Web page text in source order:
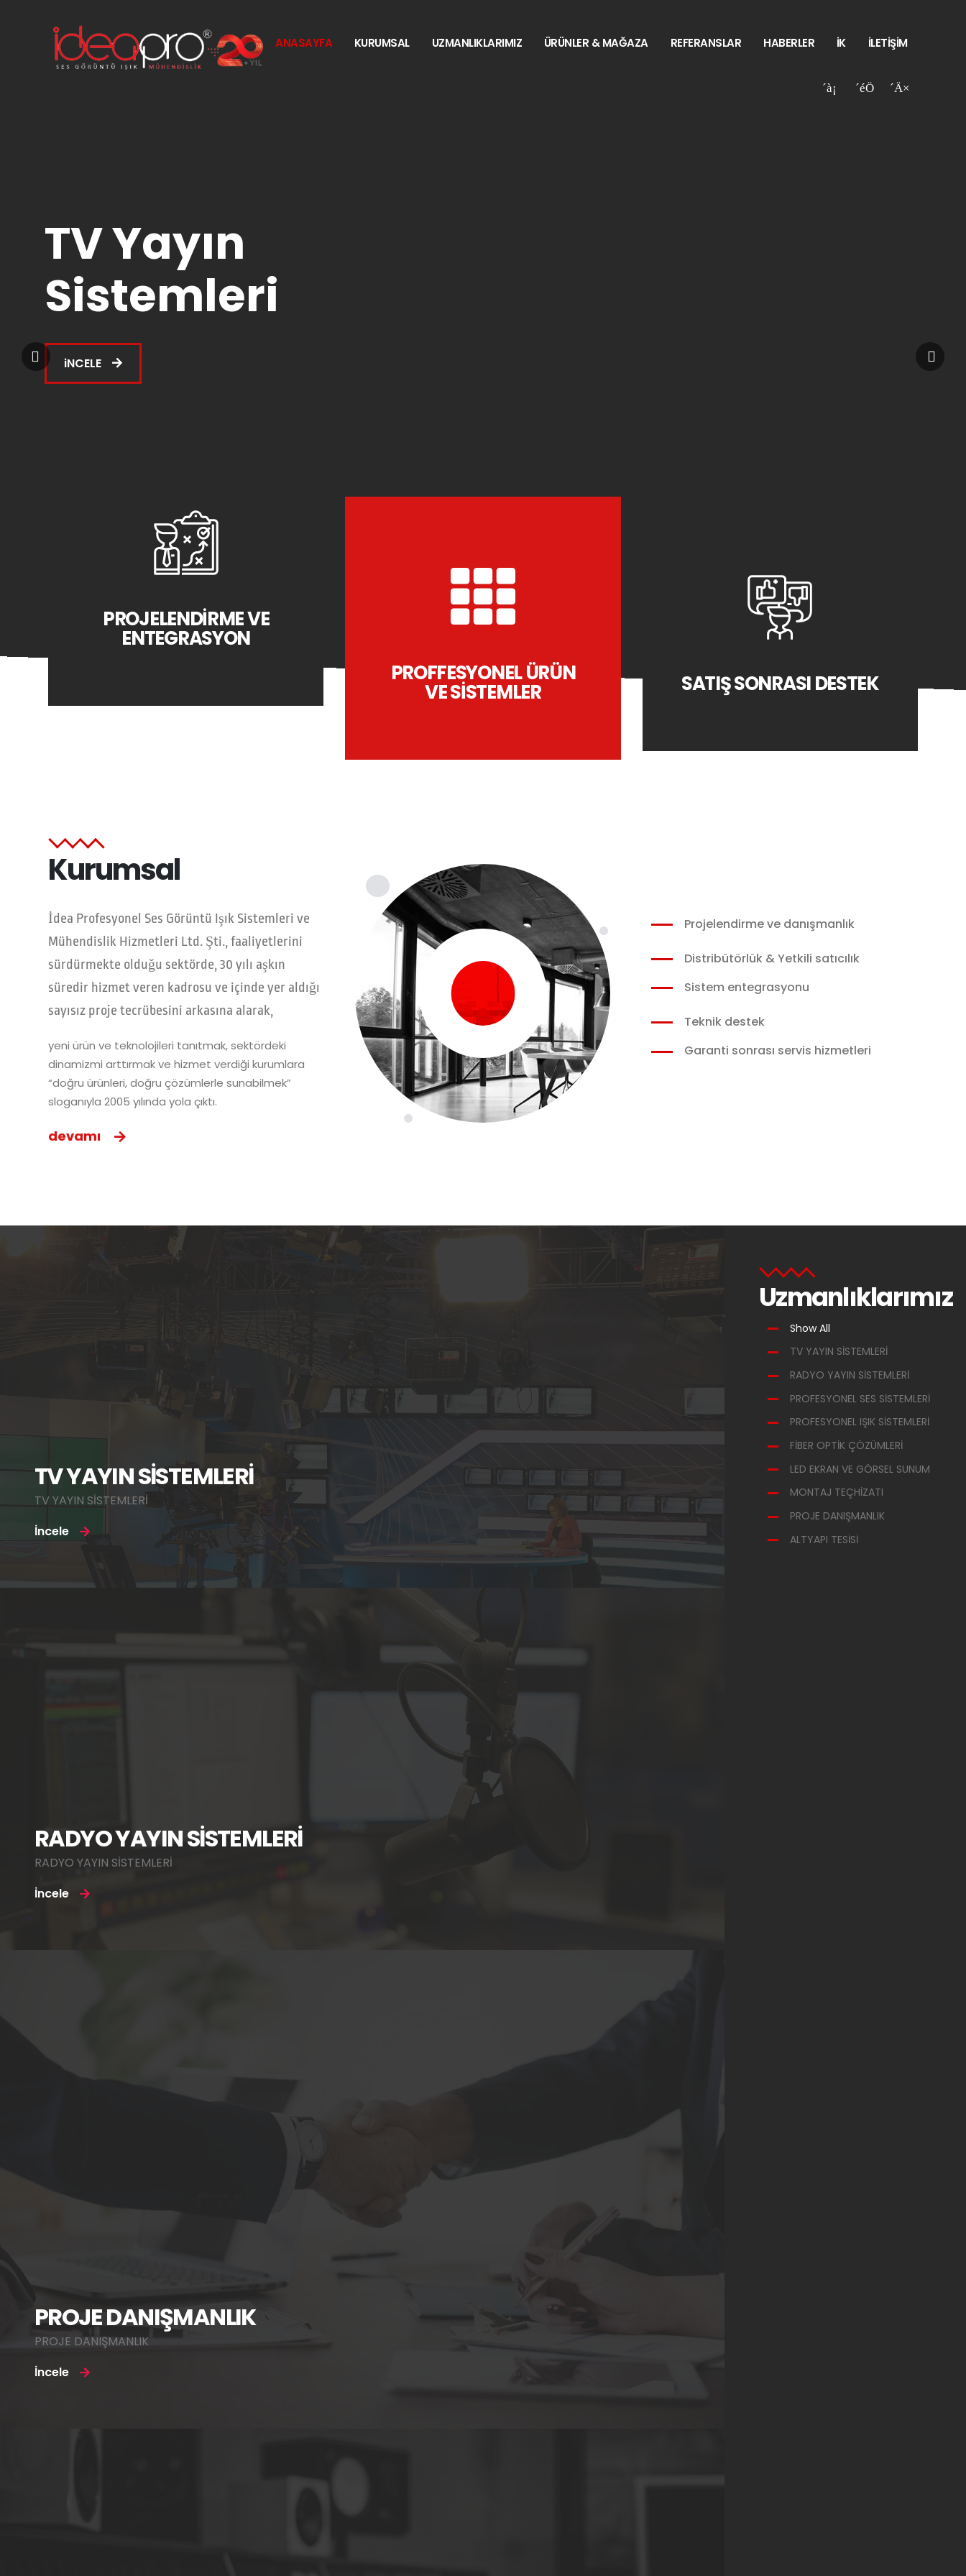
ANASAYFA KURUMSAL UZMANLIKLARIMIZ ÜRÜNLER & MAĞAZA REFERANSLAR HABERLER İK İLETİŞİM
TV Yayın
Sistemleri
iNCELE
PROJELENDİRME VE
ENTEGRASYON
PROFFESYONEL ÜRÜN
VE SİSTEMLER SATIŞ SONRASI DESTEK
Kurumsal
İdea Profesyonel Ses Görüntü Işık Sistemleri ve
Mühendislik Hizmetleri Ltd. Şti., faaliyetlerini
sürdürmekte olduğu sektörde, 30 yılı aşkın
süredir hizmet veren kadrosu ve içinde yer aldığı
sayısız proje tecrübesini arkasına alarak,
yeni ürün ve teknolojileri tanıtmak, sektördeki
dinamizmi arttırmak ve hizmet verdiği kurumlara
“doğru ürünleri, doğru çözümlerle sunabilmek”
sloganıyla 2005 yılında yola çıktı.
devamı
Projelendirme ve danışmanlık
Distribütörlük & Yetkili satıcılık
Sistem entegrasyonu
Teknik destek
Garanti sonrası servis hizmetleri
Uzmanlıklarımız
Show All
TV YAYIN SİSTEMLERİ
RADYO YAYIN SİSTEMLERİ
PROFESYONEL SES SİSTEMLERİ
PROFESYONEL IŞIK SİSTEMLERİ
FİBER OPTİK ÇÖZÜMLERİ
LED EKRAN VE GÖRSEL SUNUM
MONTAJ TEÇHİZATI
PROJE DANIŞMANLIK
ALTYAPI TESİSİ
İncele
TV YAYIN SİSTEMLERİ
TV YAYIN SİSTEMLERİ
İncele
RADYO YAYIN SİSTEMLERİ
RADYO YAYIN SİSTEMLERİ
İncele
PROJE DANIŞMANLIK
PROJE DANIŞMANLIK